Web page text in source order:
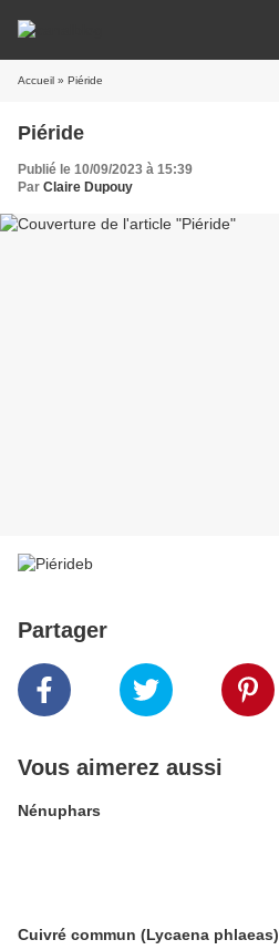
Accueil » Piéride
Piéride
Publié le 10/09/2023 à 15:39
Par Claire Dupouy
Partager
Vous aimerez aussi
Nénuphars
Cuivré commun (Lycaena phlaeas)